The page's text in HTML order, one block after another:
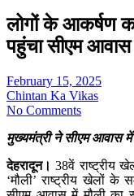
लोगों के आकर्षण
पहुंचा सीएम आवास
February 15, 2025
Chintan Ka Vikas
No Comments
मुख्यमंत्री ने सीएम आवास में
देहरादून। 38वें राष्ट्रीय
‘मौली’ राष्ट्रीय खेलों